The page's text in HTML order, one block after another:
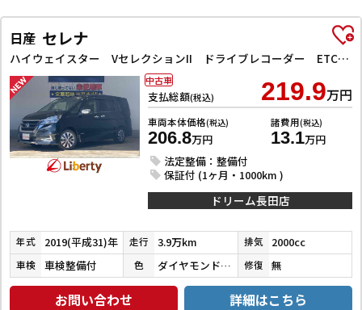
日産 セレナ
ハイウェイスター VセレクションII ドライブレコーダー ETC 全周囲カメラ ナビ TV クリアランスソナー オートクルーズコントロール パークアシスト 衝突被害軽減システム 両側電動スライドドア オートライト LEDヘッドランプ
支払総額(税込) 219.9万円
車両本体価格(税込)
206.8万円
諸費用(税込)
13.1万円
法定整備：整備付
保証付 (1ヶ月・1000km )
中古車
ドリーム長田店
年式 2019(平成31)年 走行 3.9万km 排気 2000cc
車検 車検整備付 色 ダイヤモンドブラックパール 修復 無
お問い合わせ 詳細はこちら